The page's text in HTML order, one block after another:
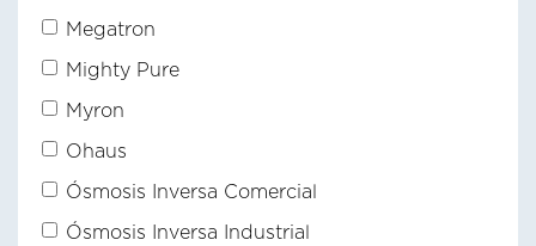
Megatron
Mighty Pure
Myron
Ohaus
Ósmosis Inversa Comercial
Ósmosis Inversa Industrial